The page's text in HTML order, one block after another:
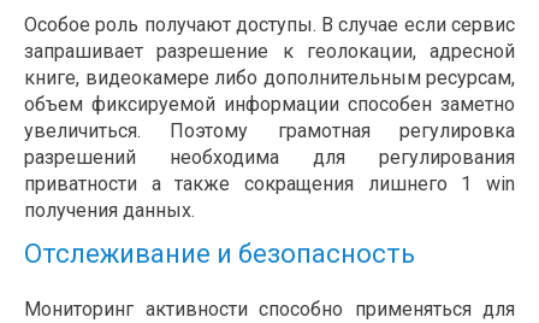
Особое роль получают доступы. В случае если сервис
запрашивает разрешение к геолокации, адресной
книге, видеокамере либо дополнительным ресурсам,
объем фиксируемой информации способен заметно
увеличиться. Поэтому грамотная регулировка
разрешений необходима для регулирования
приватности а также сокращения лишнего 1 win
получения данных.
Отслеживание и безопасность
Мониторинг активности способно применяться для